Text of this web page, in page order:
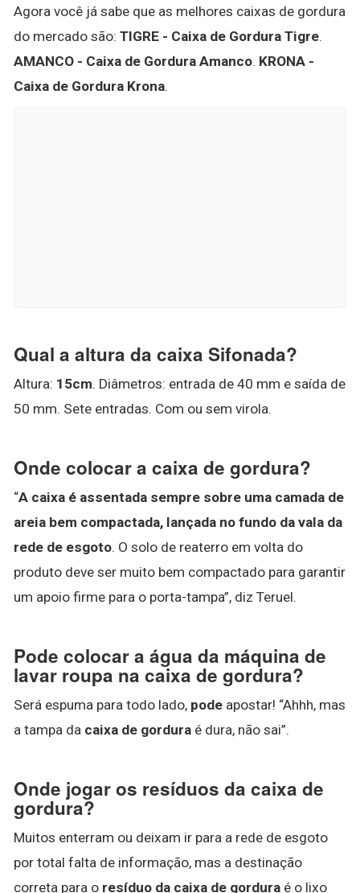
Agora você já sabe que as melhores caixas de gordura
do mercado são: TIGRE - Caixa de Gordura Tigre.
AMANCO - Caixa de Gordura Amanco. KRONA -
Caixa de Gordura Krona.
Qual a altura da caixa Sifonada?
Altura: 15cm. Diâmetros: entrada de 40 mm e saída de
50 mm. Sete entradas. Com ou sem virola.
Onde colocar a caixa de gordura?
“A caixa é assentada sempre sobre uma camada de
areia bem compactada, lançada no fundo da vala da
rede de esgoto. O solo de reaterro em volta do
produto deve ser muito bem compactado para garantir
um apoio firme para o porta-tampa”, diz Teruel.
Pode colocar a água da máquina de
lavar roupa na caixa de gordura?
Será espuma para todo lado, pode apostar! “Ahhh, mas
a tampa da caixa de gordura é dura, não sai”.
Onde jogar os resíduos da caixa de
gordura?
Muitos enterram ou deixam ir para a rede de esgoto
por total falta de informação, mas a destinação
correta para o resíduo da caixa de gordura é o lixo